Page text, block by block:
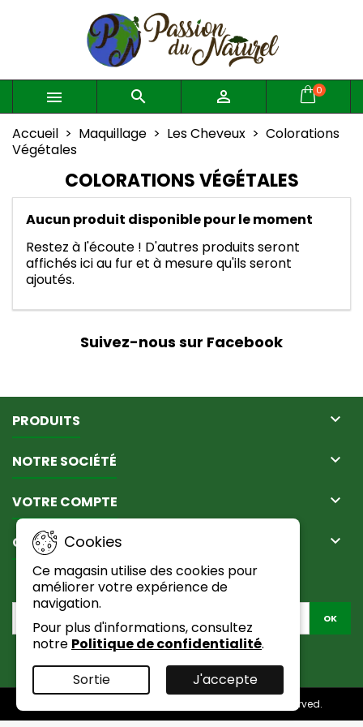
   0
Accueil Maquillage Les Cheveux
Colorations
Végétales
COLORATIONS VÉGÉTALES
Aucun produit disponible pour le moment
Restez à l'écoute ! D'autres produits seront
affichés ici au fur et à mesure qu'ils seront
ajoutés.
Suivez-nous sur Facebook
PRODUITS 
NOTRE SOCIÉTÉ 
VOTRE COMPTE 
CONTACT 
Mes listes d'envies
Créer une nouvelle liste
((modalTitle))
((confirmMessage))
Créer une liste d'envies
Nom de la liste d'envies
Connexion
Vous devez être connecté pour ajouter des produits
à votre liste d'envies.
Annuler Connexion
Cookies
Ce magasin utilise des cookies pour
améliorer votre expérience de
navigation.
Pour plus d'informations, consultez
notre Politique de confidentialité.
Sortie
J'accepte
LETTRE D'INFORMATIONS
Facebook
© Copyright 2026 Passion Du Naturel. All Rights Reserved.